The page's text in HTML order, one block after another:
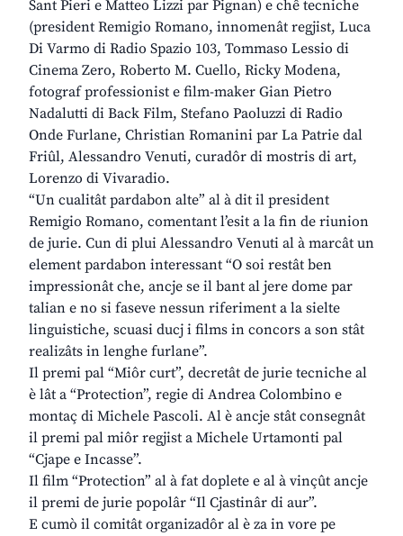
Sant Pieri e Matteo Lizzi par Pignan) e chê tecniche
(president Remigio Romano, innomenât regjist, Luca
Di Varmo di Radio Spazio 103, Tommaso Lessio di
Cinema Zero, Roberto M. Cuello, Ricky Modena,
fotograf professionist e film-maker Gian Pietro
Nadalutti di Back Film, Stefano Paoluzzi di Radio
Onde Furlane, Christian Romanini par La Patrie dal
Friûl, Alessandro Venuti, curadôr di mostris di art,
Lorenzo di Vivaradio.
“Un cualitât pardabon alte” al à dit il president
Remigio Romano, comentant l’esit a la fin de riunion
de jurie. Cun di plui Alessandro Venuti al à marcât un
element pardabon interessant “O soi restât ben
impressionât che, ancje se il bant al jere dome par
talian e no si faseve nessun riferiment a la sielte
linguistiche, scuasi ducj i films in concors a son stât
realizâts in lenghe furlane”.
Il premi pal “Miôr curt”, decretât de jurie tecniche al
è lât a “Protection”, regie di Andrea Colombino e
montaç di Michele Pascoli. Al è ancje stât consegnât
il premi pal miôr regjist a Michele Urtamonti pal
“Cjape e Incasse”.
Il film “Protection” al à fat doplete e al à vinçût ancje
il premi de jurie popolâr “Il Cjastinâr di aur”.
E cumò il comitât organizadôr al è za in vore pe